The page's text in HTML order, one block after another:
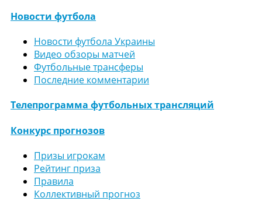
Новости футбола
Новости футбола Украины
Видео обзоры матчей
Футбольные трансферы
Последние комментарии
Телепрограмма футбольных трансляций
Конкурс прогнозов
Призы игрокам
Рейтинг приза
Правила
Коллективный прогноз